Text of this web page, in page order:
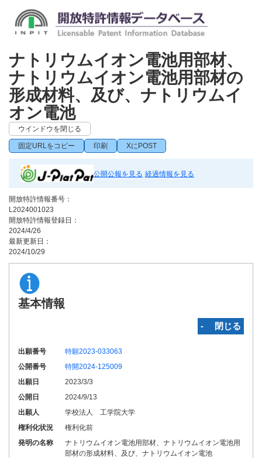
ナトリウムイオン電池用部材、
ナトリウムイオン電池用部材の
形成材料、及び、ナトリウムイ
オン電池
ウインドウを閉じる
固定URLをコピー 印刷 XにPOST
公開公報を見る 経過情報を見る
開放特許情報番号：
L2024001023
開放特許情報登録日：
2024/4/26
最新更新日：
2024/10/29
基本情報
‐ 閉じる
出願番号
特願2023-033063
公開番号
特開2024-125009
出願日
2023/3/3
公開日
2024/9/13
出願人
学校法人 工学院大学
権利化状況
権利化前
発明の名称
ナトリウムイオン電池用部材、ナトリウムイオン電池用
部材の形成材料、及び、ナトリウムイオン電池